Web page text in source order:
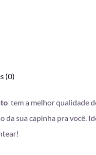
(0)
tem a melhor qualidade
da sua capinha pra você.